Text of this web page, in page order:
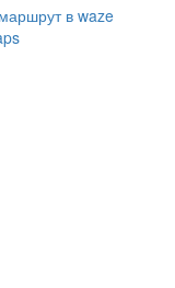
в waze